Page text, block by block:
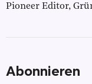
Pioneer Editor,
Abonnieren